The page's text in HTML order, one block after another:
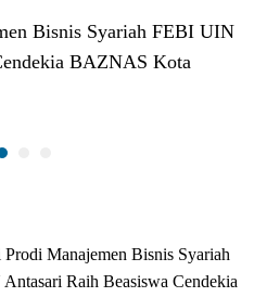
Bisnis Syariah FEBI UIN
BAZNAS Kota
Manajemen Bisnis Syariah
Raih Beasiswa Cendekia